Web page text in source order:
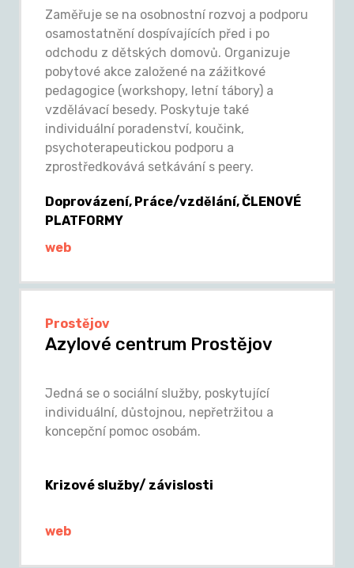
Zaměřuje se na osobnostní rozvoj a podporu
osamostatnění dospívajících před i po
odchodu z dětských domovů. Organizuje
pobytové akce založené na zážitkové
pedagogice (workshopy, letní tábory) a
vzdělávací besedy. Poskytuje také
individuální poradenství, koučink,
psychoterapeutickou podporu a
zprostředkovává setkávání s peery.
Doprovázení, Práce/vzdělání, ČLENOVÉ
PLATFORMY
web
Prostějov
Azylové centrum Prostějov
Jedná se o sociální služby, poskytující
individuální, důstojnou, nepřetržitou a
koncepční pomoc osobám.
Krizové služby/ závislosti
web